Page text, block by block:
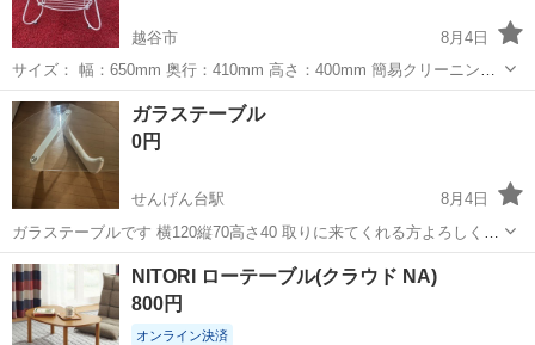
越谷市
8月4日
サイズ： 幅：650mm 奥行：410mm 高さ：400mm 簡易クリーニング
済み 保管品の為多少の傷等ございますが、比較的綺麗な商品です。 ◎
基本的には、写真でのご判断でお願いします。 中古品とな...
埼玉 越谷市 テーブル リビング
ガラステーブル
0円
せんげん台駅
8月4日
ガラステーブルです 横120縦70高さ40 取りに来てくれる方よろしくお
願いします
埼玉 越谷市 テーブル
NITORI ローテーブル(クラウド NA)
800円
オンライン決済